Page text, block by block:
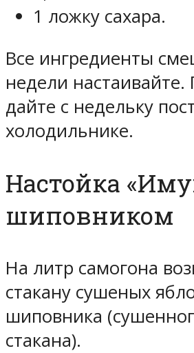
1 ложку сахара.
Все ингредиенты
недели
дайте с недельку
холодильнике.
Настойка
шиповником
На литр самогона
стакану сушеных
шиповника
стакана).